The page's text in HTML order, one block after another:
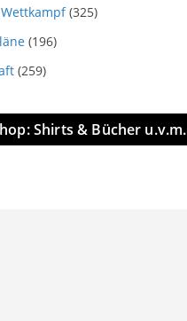
(325)
(196)
(259)
Shirts & Bücher u.v.m.